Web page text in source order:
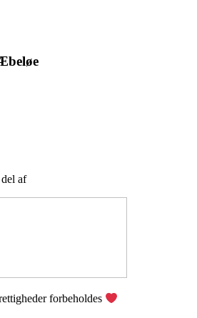
af
forbeholdes